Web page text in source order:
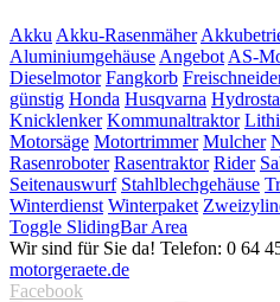
Akku Akku-Rasenmäher
Aluminiumgehäuse Angebot AS-
Dieselmotor Fangkorb
günstig Honda Husqvarna
Knicklenker Kommunaltraktor
Motorsäge Motortrimmer Mulcher
Rasenroboter Rasentraktor Rider
Seitenauswurf Stahlblechgehäuse
Winterdienst Winterpaket
Toggle SlidingBar Area
Wir sind für Sie da! Telefon: 0 64
motorgeraete.de
Facebook